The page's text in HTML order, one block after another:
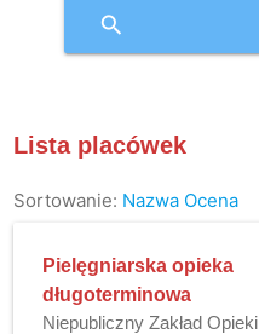
search
Lista placówek
Sortowanie: Nazwa Ocena
Pielęgniarska opieka
długoterminowa
Niepubliczny Zakład Opieki